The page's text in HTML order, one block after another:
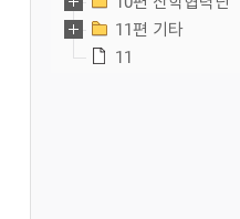
11편 기타
11